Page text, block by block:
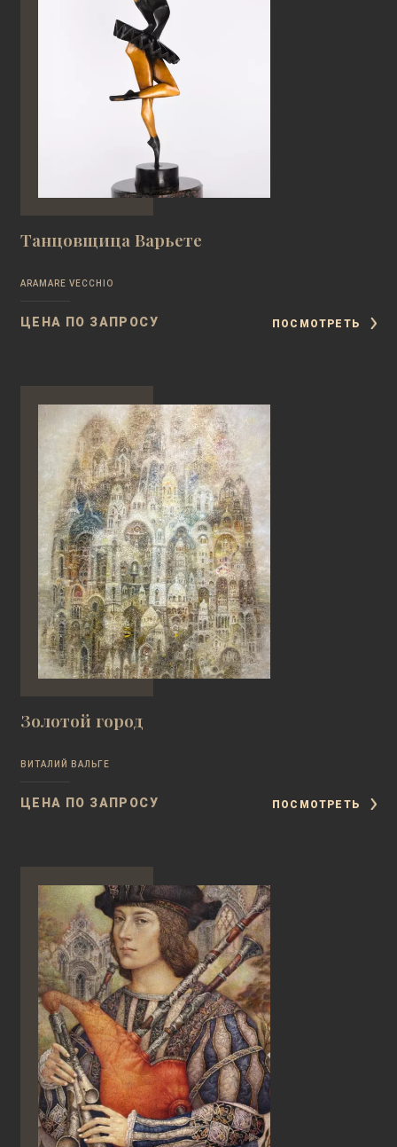
Танцовщица Варьете
ARAMARE VECCHIO
ЦЕНА ПО ЗАПРОСУ ПОСМОТРЕТЬ
Золотой город
ВИТАЛИЙ ВАЛЬГЕ
ЦЕНА ПО ЗАПРОСУ ПОСМОТРЕТЬ